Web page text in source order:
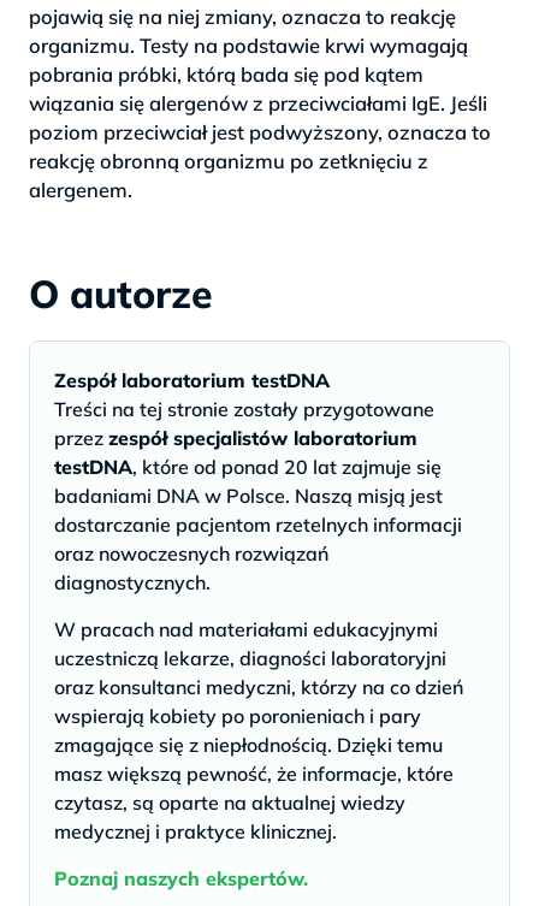
pojawią się na niej zmiany, oznacza to reakcję
organizmu. Testy na podstawie krwi wymagają
pobrania próbki, którą bada się pod kątem
wiązania się alergenów z przeciwciałami IgE. Jeśli
poziom przeciwciał jest podwyższony, oznacza to
reakcję obronną organizmu po zetknięciu z
alergenem.
O autorze
Zespół laboratorium testDNA
Treści na tej stronie zostały przygotowane
przez zespół specjalistów laboratorium
testDNA, które od ponad 20 lat zajmuje się
badaniami DNA w Polsce. Naszą misją jest
dostarczanie pacjentom rzetelnych informacji
oraz nowoczesnych rozwiązań
diagnostycznych.
W pracach nad materiałami edukacyjnymi
uczestniczą lekarze, diagności laboratoryjni
oraz konsultanci medyczni, którzy na co dzień
wspierają kobiety po poronieniach i pary
zmagające się z niepłodnością. Dzięki temu
masz większą pewność, że informacje, które
czytasz, są oparte na aktualnej wiedzy
medycznej i praktyce klinicznej.
Poznaj naszych ekspertów.